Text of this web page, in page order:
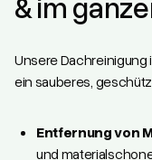
Unsere Dachreinigung
ein sauberes,
Entfernung von
und